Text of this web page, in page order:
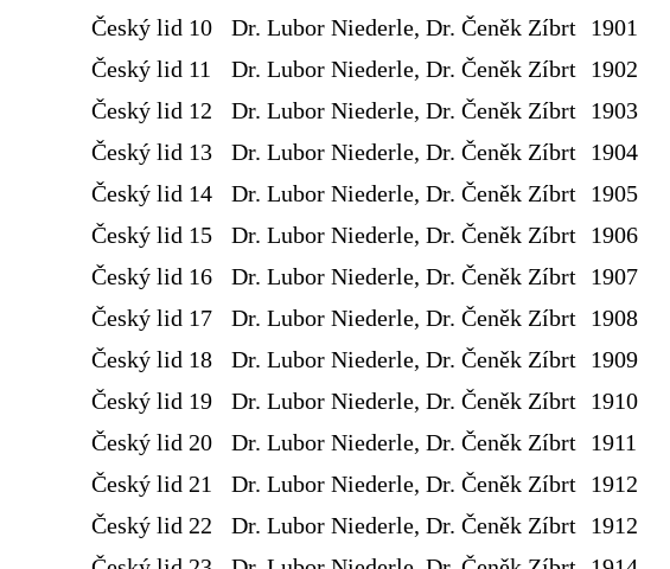
Český lid 10
Dr. Lubor Niederle, Dr. Čeněk Zíbrt 1901
Český lid 11
Dr. Lubor Niederle, Dr. Čeněk Zíbrt 1902
Český lid 12
Dr. Lubor Niederle, Dr. Čeněk Zíbrt 1903
Český lid 13
Dr. Lubor Niederle, Dr. Čeněk Zíbrt 1904
Český lid 14
Dr. Lubor Niederle, Dr. Čeněk Zíbrt 1905
Český lid 15
Dr. Lubor Niederle, Dr. Čeněk Zíbrt 1906
Český lid 16
Dr. Lubor Niederle, Dr. Čeněk Zíbrt 1907
Český lid 17
Dr. Lubor Niederle, Dr. Čeněk Zíbrt 1908
Český lid 18
Dr. Lubor Niederle, Dr. Čeněk Zíbrt 1909
Český lid 19
Dr. Lubor Niederle, Dr. Čeněk Zíbrt 1910
Český lid 20
Dr. Lubor Niederle, Dr. Čeněk Zíbrt 1911
Český lid 21
Dr. Lubor Niederle, Dr. Čeněk Zíbrt 1912
Český lid 22
Dr. Lubor Niederle, Dr. Čeněk Zíbrt 1912